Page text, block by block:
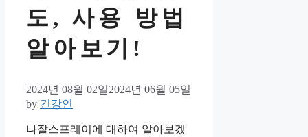
도, 사용 방법
알아보기!
2024년 08월 02일2024년 06월 05일
by 건강인
나잘스프레이에 대하여 알아보겠